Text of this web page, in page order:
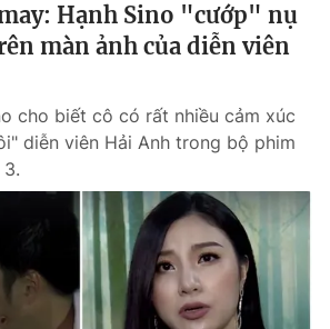
VTV8
Hạnh Sino "cướp" nụ
màn ảnh của diễn viên
cho biết cô có rất nhiều cảm xúc
diễn viên Hải Anh trong bộ phim